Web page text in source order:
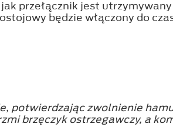
przełącznik jest
będzie włączony do
potwierdzając zwolnienie
brzęczyk ostrzegawczy, a